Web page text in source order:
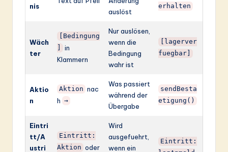
nis
auslöst
erhalten
Wäch
ter
[Bedingung
in
Klammern
Nur auslösen,
wenn die
Bedingung
wahr ist
[lagerver
fuegbar]
Aktio
n
Aktion nac
h →
Was passiert
während der
Übergabe
sendBesta
etigung()
Eintri
tt/A
ustri
Eintritt:
Aktion oder
Wird
ausgefuehrt,
wenn ein
Eintritt: